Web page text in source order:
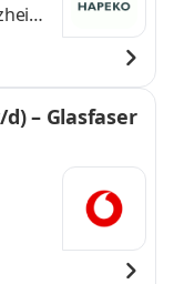
5
– Glasfaser